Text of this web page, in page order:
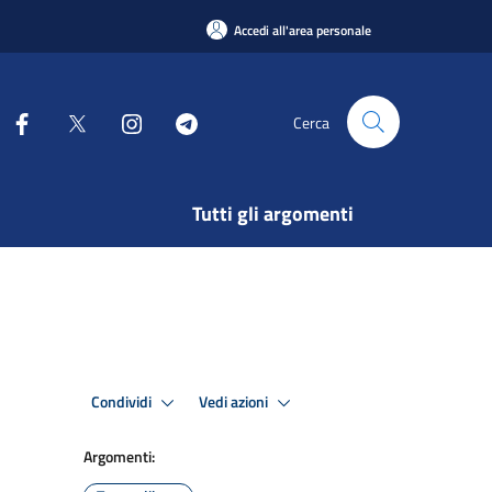
Accedi all'area personale
Cerca
Tutti gli argomenti
Condividi Vedi azioni
Argomenti: